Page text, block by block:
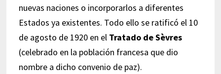
nuevas naciones o incorporarlos a diferentes
Estados ya existentes. Todo ello se ratificó el 10
de agosto de 1920 en el Tratado de Sèvres
(celebrado en la población francesa que dio
nombre a dicho convenio de paz).